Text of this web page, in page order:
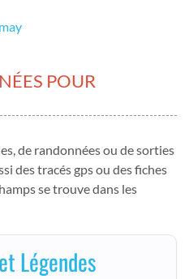
POUR
de randonnées ou de sorties
des tracés gps ou des fiches
se trouve dans les
Légendes